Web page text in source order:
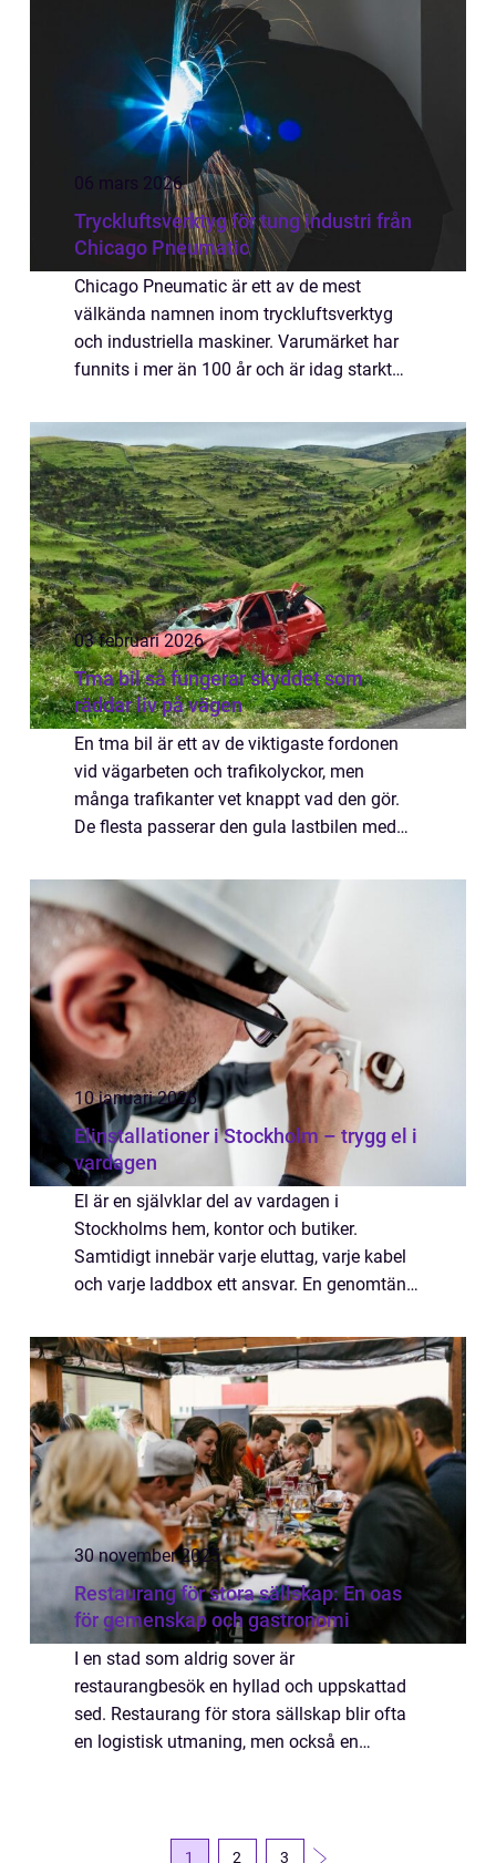
06 mars 2026
Tryckluftsverktyg för tung industri från
Chicago Pneumatic
Chicago Pneumatic är ett av de mest
välkända namnen inom tryckluftsverktyg
och industriella maskiner. Varumärket har
funnits i mer än 100 år och är idag starkt
p&a...
03 februari 2026
Tma bil så fungerar skyddet som
räddar liv på vägen
En tma bil är ett av de viktigaste fordonen
vid vägarbeten och trafikolyckor, men
många trafikanter vet knappt vad den gör.
De flesta passerar den gula lastbilen med
saken. Samtidigt är den ofta det enda som...
10 januari 2026
Elinstallationer i Stockholm – trygg el i
vardagen
El är en självklar del av vardagen i
Stockholms hem, kontor och butiker.
Samtidigt innebär varje eluttag, varje kabel
och varje laddbox ett ansvar. En genomtänkt
utan också om s&...
30 november 2025
Restaurang för stora sällskap: En oas
för gemenskap och gastronomi
I en stad som aldrig sover är
restaurangbesök en hyllad och uppskattad
sed. Restaurang för stora sällskap blir ofta
en logistisk utmaning, men också en
1 2 3